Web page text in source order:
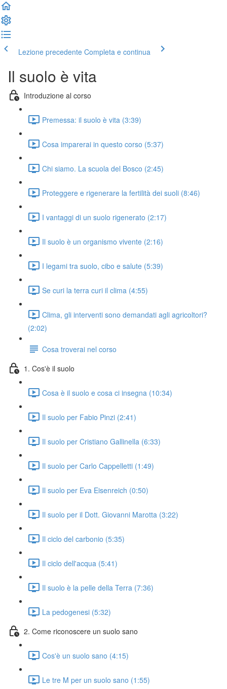
Lezione precedente Completa e continua
Il suolo è vita
Introduzione al corso
Premessa: il suolo è vita (3:39)
Cosa imparerai in questo corso (5:37)
Chi siamo. La scuola del Bosco (2:45)
Proteggere e rigenerare la fertilità dei suoli (8:46)
I vantaggi di un suolo rigenerato (2:17)
Il suolo è un organismo vivente (2:16)
I legami tra suolo, cibo e salute (5:39)
Se curi la terra curi il clima (4:55)
Clima, gli interventi sono demandati agli agricoltori?
(2:02)
Cosa troverai nel corso
1. Cos'è il suolo
Cosa è il suolo e cosa ci insegna (10:34)
Il suolo per Fabio Pinzi (2:41)
Il suolo per Cristiano Gallinella (6:33)
Il suolo per Carlo Cappelletti (1:49)
Il suolo per Eva Eisenreich (0:50)
Il suolo per il Dott. Giovanni Marotta (3:22)
Il ciclo del carbonio (5:35)
Il ciclo dell'acqua (5:41)
Il suolo è la pelle della Terra (7:36)
La pedogenesi (5:32)
2. Come riconoscere un suolo sano
Cos'è un suolo sano (4:15)
Le tre M per un suolo sano (1:55)